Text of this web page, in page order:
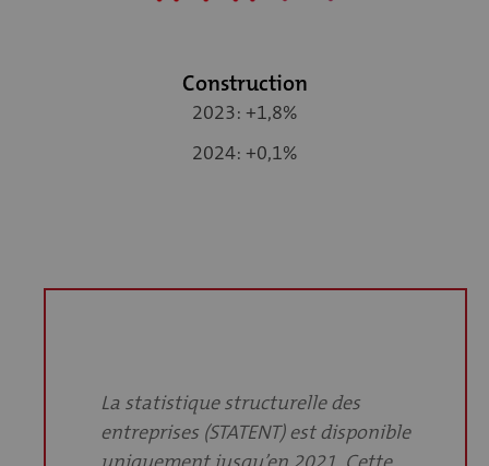
Construction
2023: +1,8%
2024: +0,1%
La statistique structurelle des
entreprises (STATENT) est disponible